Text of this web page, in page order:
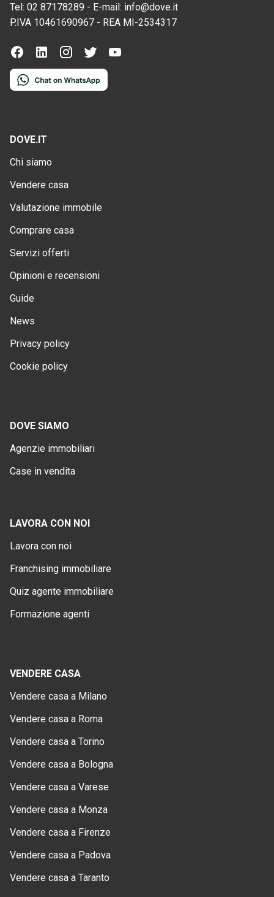
Tel: 02 87178289 - E-mail: info@dove.it
P.IVA 10461690967 - REA MI-2534317
DOVE.IT
Chi siamo
Vendere casa
Valutazione immobile
Comprare casa
Servizi offerti
Opinioni e recensioni
Guide
News
Privacy policy
Cookie policy
DOVE SIAMO
Agenzie immobiliari
Case in vendita
LAVORA CON NOI
Lavora con noi
Franchising immobiliare
Quiz agente immobiliare
Formazione agenti
VENDERE CASA
Vendere casa a Milano
Vendere casa a Roma
Vendere casa a Torino
Vendere casa a Bologna
Vendere casa a Varese
Vendere casa a Monza
Vendere casa a Firenze
Vendere casa a Padova
Vendere casa a Taranto